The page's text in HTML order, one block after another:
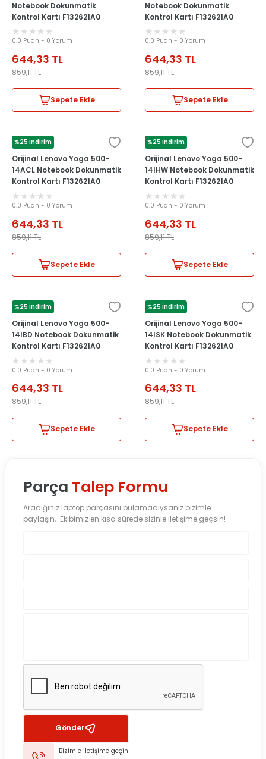
Notebook Dokunmatik
Kontrol Kartı F132621A0
0.0 Puan - 0 Yorum
644,33 TL
859,11TL
Sepete Ekle
Notebook Dokunmatik
Kontrol Kartı F132621A0
0.0 Puan - 0 Yorum
644,33 TL
859,11TL
Sepete Ekle
%25 İndirim
LENOVO
Orijinal Lenovo Yoga 500-
14ACL Notebook Dokunmatik
Kontrol Kartı F132621A0
0.0 Puan - 0 Yorum
644,33 TL
859,11TL
Sepete Ekle
%25 İndirim
LENOVO
Orijinal Lenovo Yoga 500-
14IHW Notebook Dokunmatik
Kontrol Kartı F132621A0
0.0 Puan - 0 Yorum
644,33 TL
859,11TL
Sepete Ekle
%25 İndirim
LENOVO
Orijinal Lenovo Yoga 500-
14IBD Notebook Dokunmatik
Kontrol Kartı F132621A0
0.0 Puan - 0 Yorum
644,33 TL
859,11TL
Sepete Ekle
%25 İndirim
LENOVO
Orijinal Lenovo Yoga 500-
14ISK Notebook Dokunmatik
Kontrol Kartı F132621A0
0.0 Puan - 0 Yorum
644,33 TL
859,11TL
Sepete Ekle
Parça Talep Formu
Aradığınız laptop parçasını bulamadıysanız bizimle
paylaşın, Ekibimiz en kısa sürede sizinle iletişime geçsin!
Gönder
Bizimle iletişime geçin